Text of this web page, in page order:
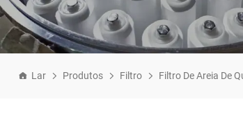
Lar Produtos Filtro Filtro De Areia De